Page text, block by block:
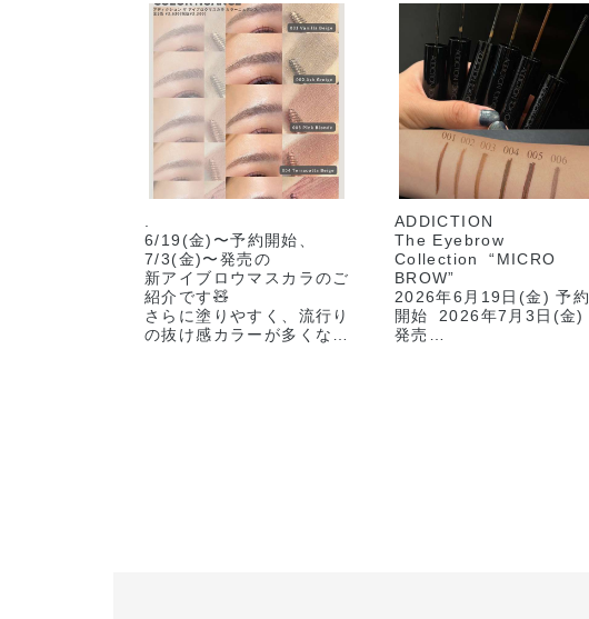
6/19(金)〜予約開始、
7/3(金)〜発売の
新アイブロウマスカラのご
紹介です🧸
さらに塗りやすく、流行り
の抜け感カラーが多くなり
ADDICTION
The Eyebrow
Collection “MICRO
BROW”
2026年6月19日(金) 予約
開始 2026年7月3日(金)
発売